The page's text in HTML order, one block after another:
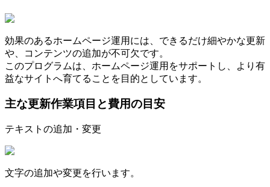
効果のあるホームページ運用には、できるだけ細やかな更新
や、コンテンツの追加が不可欠です。
このプログラムは、ホームページ運用をサポートし、より有
益なサイトへ育てることを目的としています。
主な更新作業項目と費用の目安
テキストの追加・変更
文字の追加や変更を行います。